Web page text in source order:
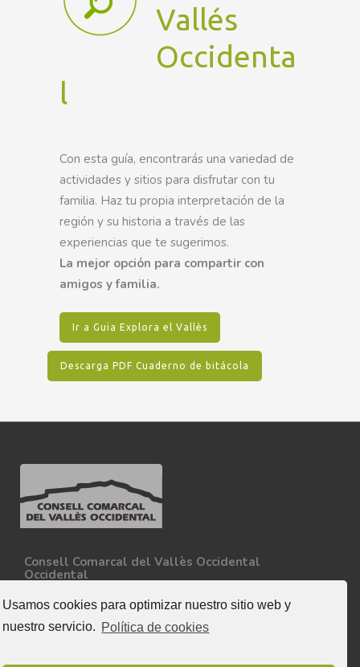
Usamos cookies para optimizar nuestro sitio web y
nuestro servicio. Política de cookies
Vallés
Occidenta
l
Con esta guía, encontrarás una variedad de
actividades y sitios para disfrutar con tu
familia. Haz tu propia interpretación de la
región y su historia a través de las
experiencias que te sugerimos.
La mejor opción para compartir con
amigos y familia.
Ir a Guia Explora el Vallès
Descarga PDF Cuaderno de bitácola
Consell Comarcal del Vallès Occidental
Occidental
08227 - Terrassa
Tel. 93 727 35 34